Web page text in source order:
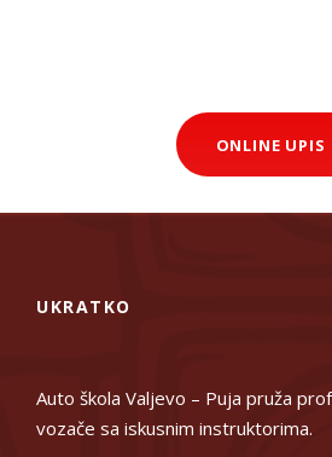
ONLINE UPIS
UKRATKO
Auto škola Valjevo – Puja pruža
vozače sa iskusnim instruktorima.